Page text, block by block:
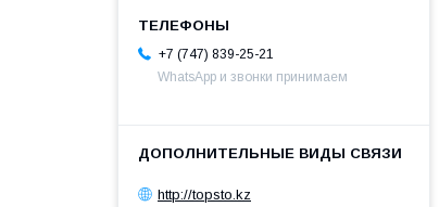
+7 (747) 839-25-21
WhatsApp и звонки принимаем
http://topsto.kz